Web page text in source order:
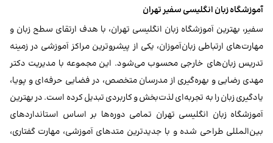
آموزشگاه زبان انگلیسی سفیر تهران
سفیر، بهترین آموزشگاه زبان انگلیسی تهران، با هدف ارتقای سطح زبان و
مهارت‌های ارتباطی زبان‌آموزان، یکی از پیشروترین مراکز آموزشی در زمینه
تدریس زبان‌های خارجی محسوب می‌شود. این مجموعه با مدیریت دکتر
مهدی رضایی و بهره‌گیری از مدرسان متخصص، در فضایی حرفه‌ای و پویا،
یادگیری زبان را به تجربه‌ای لذت‌بخش و کاربردی تبدیل کرده است. در بهترین
آموزشگاه زبان انگلیسی تهران تمامی دوره‌ها بر اساس استانداردهای
بین‌المللی طراحی شده و با جدیدترین متدهای آموزشی، مهارت گفتاری،